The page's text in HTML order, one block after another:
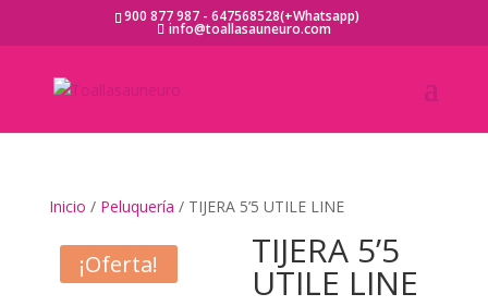
900 877 987 - 647568528(+Whatsapp)
info@toallasauneuro.com
Inicio / Peluquería / TIJERA 5’5 UTILE LINE
¡Oferta! TIJERA 5’5
UTILE LINE